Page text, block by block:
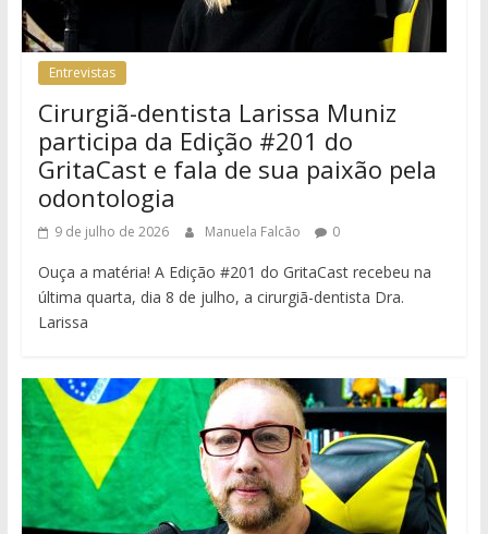
Entrevistas
Cirurgiã-dentista Larissa Muniz
participa da Edição #201 do
GritaCast e fala de sua paixão pela
odontologia
9 de julho de 2026 Manuela Falcão 0
Ouça a matéria! A Edição #201 do GritaCast recebeu na
última quarta, dia 8 de julho, a cirurgiã-dentista Dra.
Larissa